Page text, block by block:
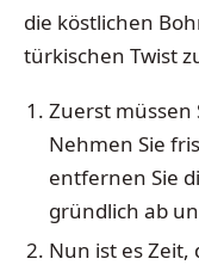
die köstlichen
türkischen Twist
Zuerst müssen
Nehmen Sie
entfernen Sie
gründlich ab
Nun ist es Zeit,